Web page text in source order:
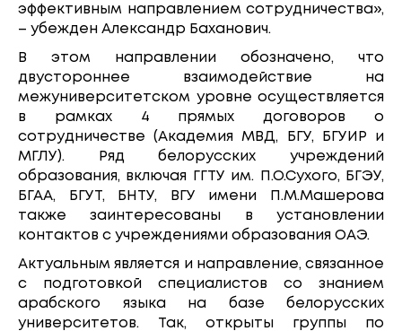
эффективным направлением сотрудничества»,
– убежден Александр Баханович.
В этом направлении обозначено, что
двустороннее взаимодействие на
межуниверситетском уровне осуществляется
в рамках 4 прямых договоров о
сотрудничестве (Академия МВД, БГУ, БГУИР и
МГЛУ). Ряд белорусских учреждений
образования, включая ГГТУ им. П.О.Сухого, БГЭУ,
БГАА, БГУТ, БНТУ, ВГУ имени П.М.Машерова
также заинтересованы в установлении
контактов с учреждениями образования ОАЭ.
Актуальным является и направление, связанное
с подготовкой специалистов со знанием
арабского языка на базе белорусских
университетов. Так, открыты группы по